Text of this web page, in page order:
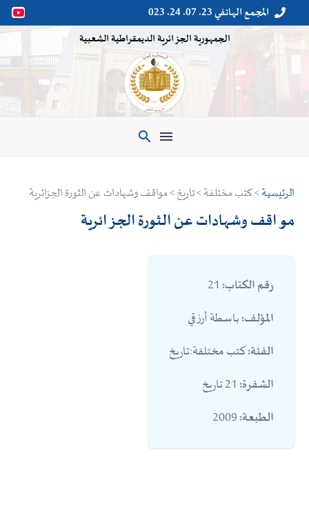

 المجمع الهاتفي 23. 07. 24. 023
الجمهورية الجزائرية الديمقراطية الشعبية

الرئيسية> كتب مختلفة > تاريخ > مواقف وشهادات عن الثورة الجزائرية
مواقف وشهادات عن الثورة الجزائرية
رقم الكتاب:
المؤلف:باسطة أرزقي
الفئة:كتب مختلفة:تاريخ
الشفرة:
الطبعة: